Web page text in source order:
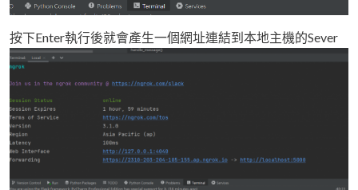
按下Enter執行後就會產生一個網址連結到本地主機的Sever